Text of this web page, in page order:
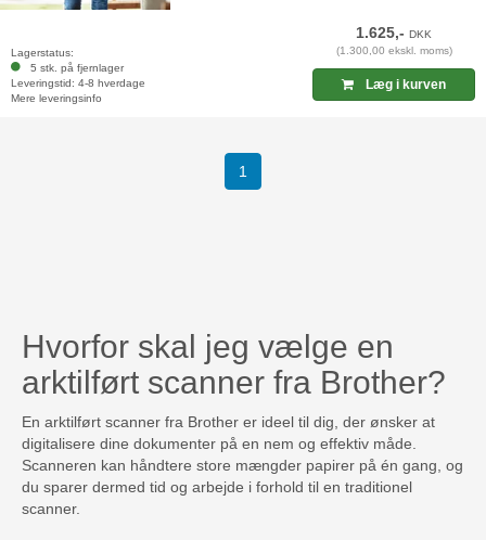
Lagerstatus:
5 stk. på fjernlager
Leveringstid: 4-8 hverdage
Mere leveringsinfo
1.625,-DKK
(1.300,00 ekskl. moms)
Læg i kurven
1
Hvorfor skal jeg vælge en
arktilført scanner fra Brother?
En arktilført scanner fra Brother er ideel til dig, der ønsker at
digitalisere dine dokumenter på en nem og effektiv måde.
Scanneren kan håndtere store mængder papirer på én gang, og
du sparer dermed tid og arbejde i forhold til en traditionel
scanner.